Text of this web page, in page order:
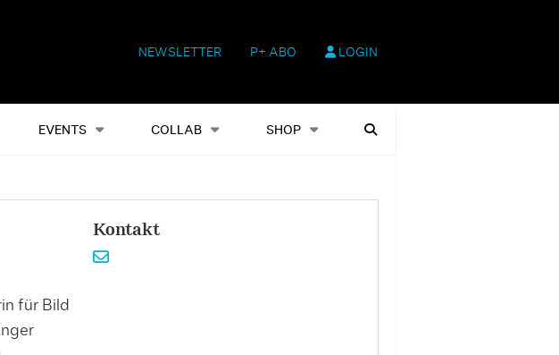
NEWSLETTER P+ ABO LOGIN
EVENTS COLLAB SHOP
Alles Events Shop Heftausgaben Suchen
für Bild
Kontakt